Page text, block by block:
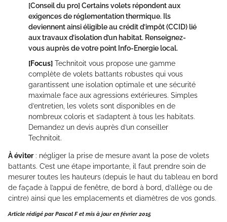
[Conseil du pro] Certains volets répondent aux
exigences de réglementation thermique. Ils
deviennent ainsi éligible au crédit d’impôt (CCID) lié
aux travaux d’isolation d’un habitat. Renseignez-
vous auprès de votre point Info-Energie local.
[Focus] Technitoit vous propose une gamme
complète de volets battants robustes qui vous
garantissent une isolation optimale et une sécurité
maximale face aux agressions extérieures. Simples
d’entretien, les volets sont disponibles en de
nombreux coloris et s’adaptent à tous les habitats.
Demandez un devis auprès d’un conseiller
Technitoit.
À éviter: négliger la prise de mesure avant la pose de volets
battants. C’est une étape importante, il faut prendre soin de
mesurer toutes les hauteurs (depuis le haut du tableau en bord
de façade à l’appui de fenêtre, de bord à bord, d’allège ou de
cintre) ainsi que les emplacements et diamètres de vos gonds.
Article rédigé par Pascal F et mis à jour en février 2015